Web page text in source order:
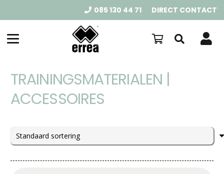
085 130 44 71 DIRECT CONTACT
TRAININGSMATERIALEN |
ACCESSOIRES